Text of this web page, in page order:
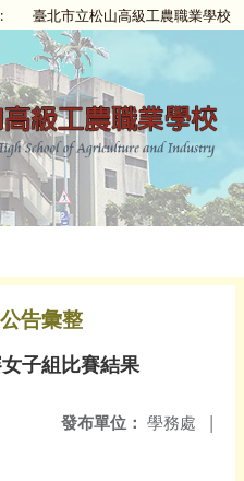
臺北市立松山高級工農職業學校
告彙整
子組比賽結果
發布單位： 學務處 |